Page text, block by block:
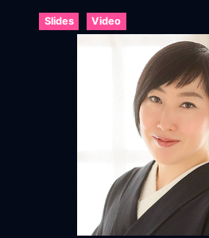
Slides Video